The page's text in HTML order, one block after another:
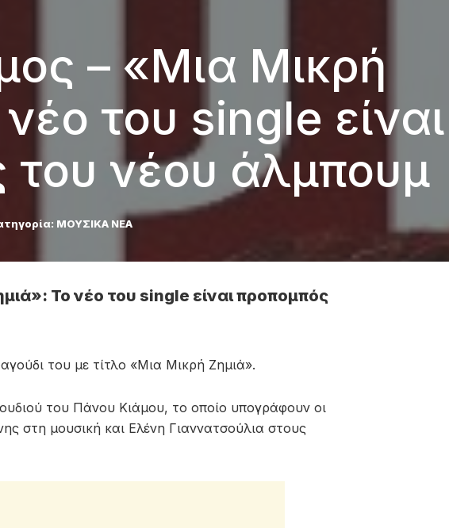
– «Μια Μικρή
του single είναι
του νέου άλμπουμ
ΜΟΥΣΙΚΑ ΝΕΑ
Το νέο του single είναι προπομπός
του με τίτλο «Μια Μικρή Ζημιά».
του Πάνου Κιάμου, το οποίο υπογράφουν οι
στη μουσική και Ελένη Γιαννατσούλια στους